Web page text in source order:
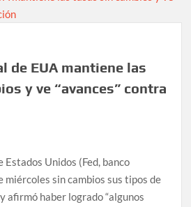
de EUA mantiene las
y ve “avances” contra
Estados Unidos (Fed, banco
sin cambios sus tipos de
afirmó haber logrado “algunos